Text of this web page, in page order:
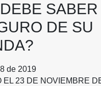
DE SU
de 2019
EL 23 DE NOVIEMBRE